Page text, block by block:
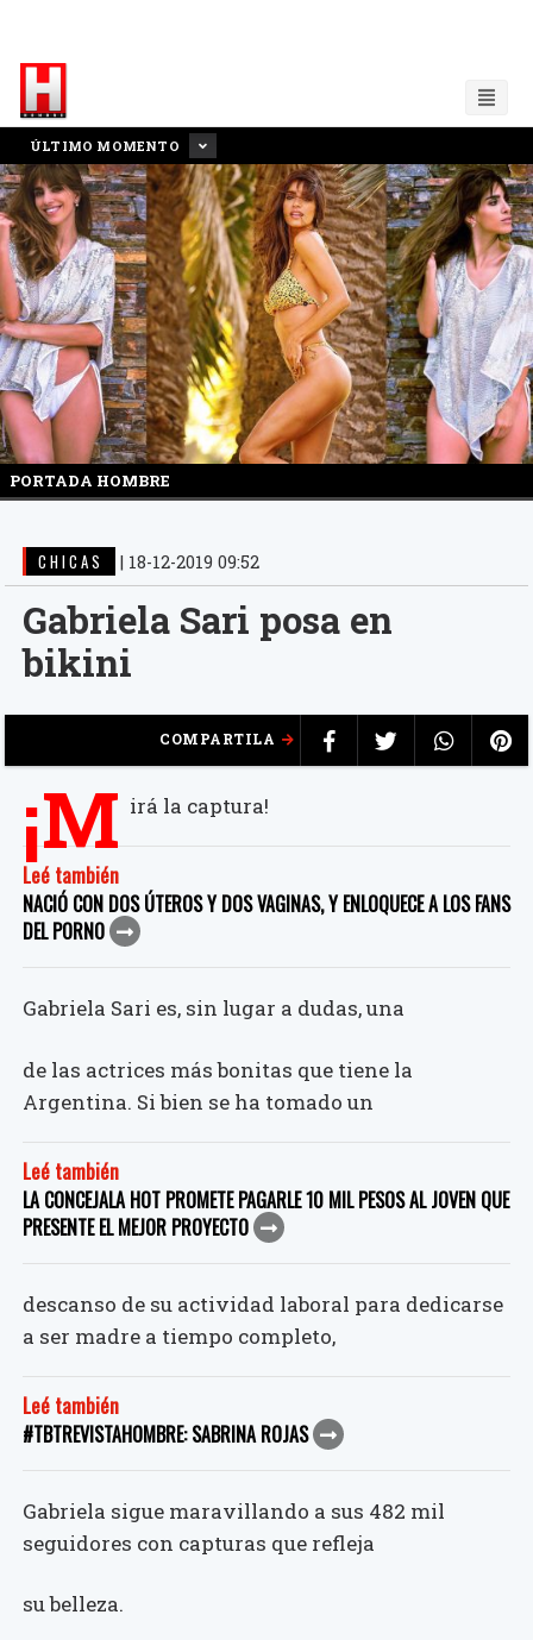
ÚLTIMO MOMENTO
PORTADA HOMBRE
CHICAS | 18-12-2019 09:52
Gabriela Sari posa en
bikini
COMPARTILA
¡M irá la captura!
Leé también
NACIÓ CON DOS ÚTEROS Y DOS VAGINAS, Y ENLOQUECE A LOS FANS
DEL PORNO
Gabriela Sari es, sin lugar a dudas, una
de las actrices más bonitas que tiene la
Argentina. Si bien se ha tomado un
Leé también
LA CONCEJALA HOT PROMETE PAGARLE 10 MIL PESOS AL JOVEN QUE
PRESENTE EL MEJOR PROYECTO
descanso de su actividad laboral para dedicarse
a ser madre a tiempo completo,
Leé también
#TBTREVISTAHOMBRE: SABRINA ROJAS
Gabriela sigue maravillando a sus 482 mil
seguidores con capturas que refleja
su belleza.